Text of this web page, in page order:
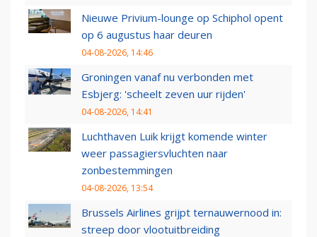
Nieuwe Privium-lounge op Schiphol opent
op 6 augustus haar deuren
04-08-2026, 14:46
Groningen vanaf nu verbonden met
Esbjerg: 'scheelt zeven uur rijden'
04-08-2026, 14:41
Luchthaven Luik krijgt komende winter
weer passagiersvluchten naar
zonbestemmingen
04-08-2026, 13:54
Brussels Airlines grijpt ternauwernood in:
streep door vlootuitbreiding